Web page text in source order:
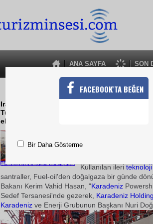
ANA SAYFA SON
KARADENİZ
Irak'ın Basra bölgesindeki elektrik
Tuzla'daki Sedef Tersanesi'nde, dünyada
elektrik santrali inşaa edildi
TURİZMİN SESİ
Kullanılan ileri teknoloji
santraller, Fuel-oil'den doğalgaza bir günde
Bakanı Kerim Vahid Hasan, "Karadeniz
Sedef Tersanesi'nde gezerek, Karadeniz Holding
Karadeniz ve Enerji Grubunun Başkanı Nuri
FACEBOOK'TA BEĞEN
Bir Daha Gösterme